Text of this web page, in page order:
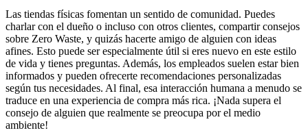
Las tiendas físicas fomentan un sentido de comunidad. Puedes
charlar con el dueño o incluso con otros clientes, compartir consejos
sobre Zero Waste, y quizás hacerte amigo de alguien con ideas
afines. Esto puede ser especialmente útil si eres nuevo en este estilo
de vida y tienes preguntas. Además, los empleados suelen estar bien
informados y pueden ofrecerte recomendaciones personalizadas
según tus necesidades. Al final, esa interacción humana a menudo se
traduce en una experiencia de compra más rica. ¡Nada supera el
consejo de alguien que realmente se preocupa por el medio
ambiente!